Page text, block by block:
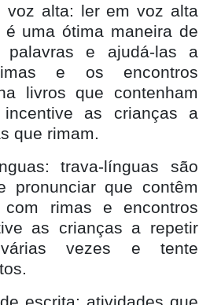
voz alta: ler em voz alta
uma ótima maneira de
palavras e ajudá-las a
e os encontros
livros que contenham
as crianças a
que rimam.
trava-línguas são
pronunciar que contêm
com rimas e encontros
as crianças a repetir
vezes e tente